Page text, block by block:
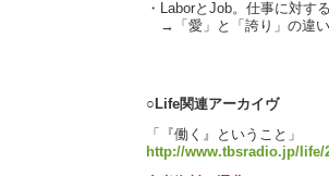
・LaborとJob。仕事に対す
→「愛」と「誇り」の違
○Life関連アーカイヴ
「『働く』ということ」
http://www.tbsradio.jp/life/